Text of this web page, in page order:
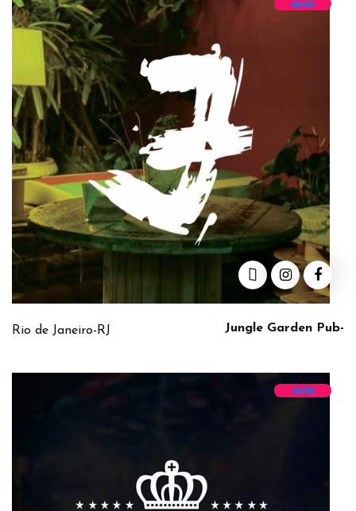
ABRIR
Jungle Garden Pub-
Rio de Janeiro-RJ
ABRIR